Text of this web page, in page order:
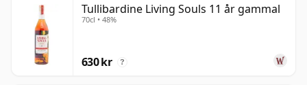
Tullibardine Living Souls 11 år gammal
70cl • 48%
630 kr ?